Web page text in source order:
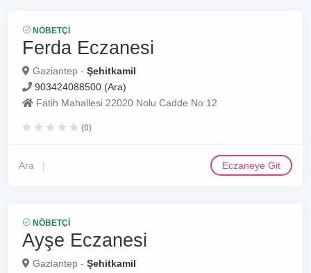
NÖBETÇI
Ferda Eczanesi
Gaziantep - Şehitkamil
903424088500 (Ara)
Fatih Mahallesi 22020 Nolu Cadde No:12
(0)
Ara Eczaneye Git
NÖBETÇI
Ayşe Eczanesi
Gaziantep - Şehitkamil